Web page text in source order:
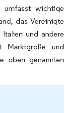
umfasst wichtige
das Vereinigte
Italien und andere
Marktgröße und
oben genannten